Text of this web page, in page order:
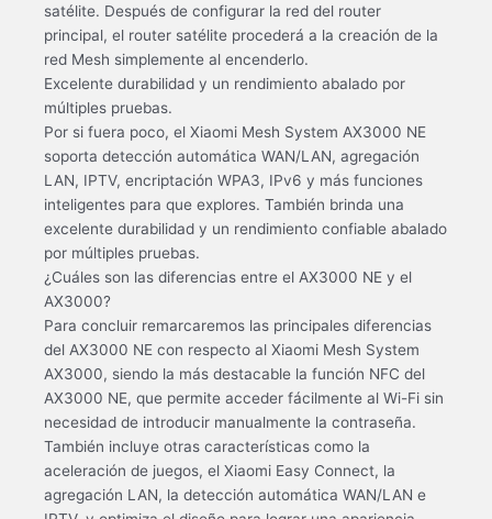
satélite. Después de configurar la red del router
principal, el router satélite procederá a la creación de la
red Mesh simplemente al encenderlo.
Excelente durabilidad y un rendimiento abalado por
múltiples pruebas.
Por si fuera poco, el Xiaomi Mesh System AX3000 NE
soporta detección automática WAN/LAN, agregación
LAN, IPTV, encriptación WPA3, IPv6 y más funciones
inteligentes para que explores. También brinda una
excelente durabilidad y un rendimiento confiable abalado
por múltiples pruebas.
¿Cuáles son las diferencias entre el AX3000 NE y el
AX3000?
Para concluir remarcaremos las principales diferencias
del AX3000 NE con respecto al Xiaomi Mesh System
AX3000, siendo la más destacable la función NFC del
AX3000 NE, que permite acceder fácilmente al Wi-Fi sin
necesidad de introducir manualmente la contraseña.
También incluye otras características como la
aceleración de juegos, el Xiaomi Easy Connect, la
agregación LAN, la detección automática WAN/LAN e